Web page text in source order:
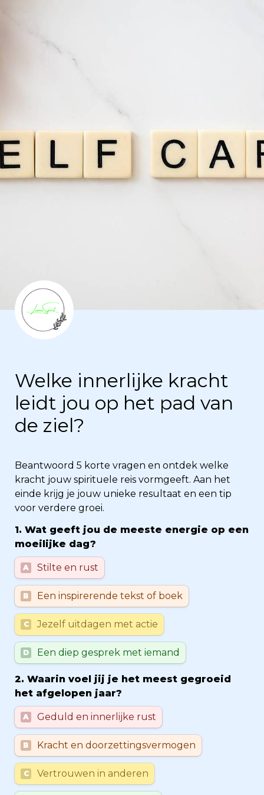
Welke innerlijke kracht
leidt jou op het pad van
de ziel?
Beantwoord 5 korte vragen en ontdek welke
kracht jouw spirituele reis vormgeeft. Aan het
einde krijg je jouw unieke resultaat en een tip
1. Wat geeft jou de meeste energie op een
moeilijke dag?
Untitled multiple choice field
A Stilte en rust
B Een inspirerende tekst of boek
C Jezelf uitdagen met actie
D Een diep gesprek met iemand
2. Waarin voel jij je het meest gegroeid
het afgelopen jaar?
Untitled multiple choice field
A Geduld en innerlijke rust
B Kracht en doorzettingsvermogen
C Vertrouwen in anderen